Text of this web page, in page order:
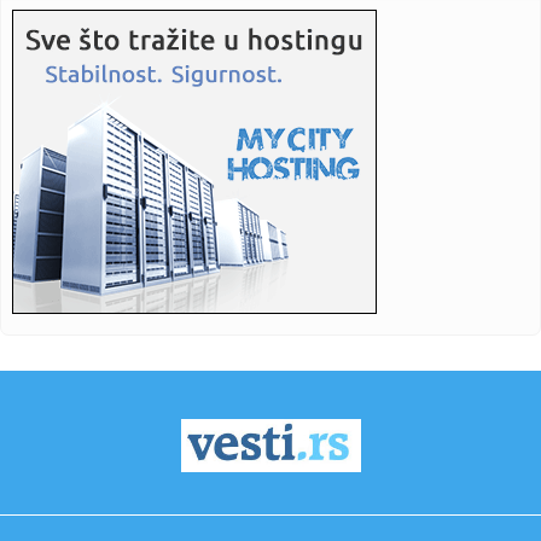
11:26: Astronomi prvi put ispratili eksplozivnu smrt ogromne
zvijezde go...
11:26:
kao ...
11:25:Vučević srušio laži o "Sarajevo safariju"; Poslao poruku:
"Vu...
11:22:Amerikanci očekuju skoro razrešenje: Dogovor o
Ormuskom moreuzu...
11:19:Vučić dočekao Zelenskog: Prijem uz najviše počasti ispred
Pa...
Neil Young objavio naslovnu pesmu sa novog albuma